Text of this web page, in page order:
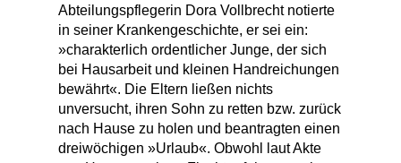
Abteilungspflegerin Dora Vollbrecht notierte
in seiner Krankengeschichte, er sei ein:
»charakterlich ordentlicher Junge, der sich
bei Hausarbeit und kleinen Handreichungen
bewährt«. Die Eltern ließen nichts
unversucht, ihren Sohn zu retten bzw. zurück
nach Hause zu holen und beantragten einen
dreiwöchigen »Urlaub«. Obwohl laut Akte